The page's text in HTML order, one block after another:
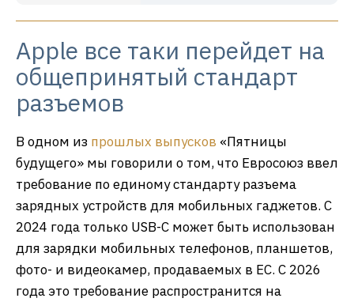
Apple все таки перейдет на
общепринятый стандарт
разъемов
В одном из прошлых выпусков «Пятницы
будущего» мы говорили о том, что Евросоюз ввел
требование по единому стандарту разъема
зарядных устройств для мобильных гаджетов. С
2024 года только USB-C может быть использован
для зарядки мобильных телефонов, планшетов,
фото- и видеокамер, продаваемых в ЕС. С 2026
года это требование распространится на